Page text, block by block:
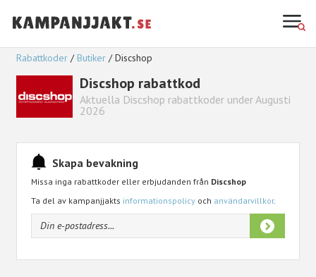
Rabattkoder Butiker Discshop
Discshop rabattkod
Aktuella Discshop rabattkoder under Augusti
2026
Skapa bevakning
Missa inga rabattkoder eller erbjudanden från Discshop
Ta del av kampanjjakts informationspolicy och användarvillkor.